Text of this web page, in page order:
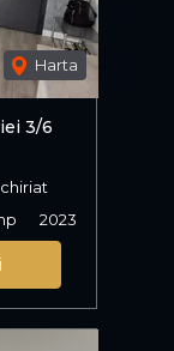
Harta
3/6
2023